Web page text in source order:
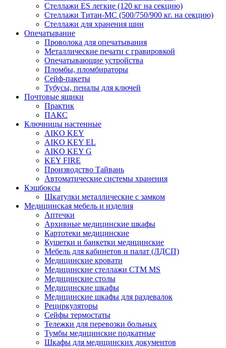
Стеллажи ES легкие (120 кг на секцию)
Стеллажи Титан-МС (500/750/900 кг. на секцию)
Стеллажи для хранения шин
Опечатывание
Проволока для опечатывания
Металлические печати с гравировкой
Опечатывающие устройства
Пломбы, пломбираторы
Сейф-пакеты
Тубусы, пеналы для ключей
Почтовые ящики
Практик
ПАКС
Ключницы настенные
AIKO KEY
AIKO KEY EL
AIKO KEY G
KEY FIRE
Производство Тайвань
Автоматические системы хранения
Кэшбоксы
Шкатулки металлические с замком
Медицинская мебель и изделия
Аптечки
Архивные медицинские шкафы
Картотеки медицинские
Кушетки и банкетки медицинские
Мебель для кабинетов и палат (ЛДСП)
Медицинские кровати
Медицинские стеллажи CTM MS
Медицинские столы
Медицинские шкафы
Медицинские шкафы для раздевалок
Рециркуляторы
Сейфы термостаты
Тележки для перевозки больных
Тумбы медицинские подкатные
Шкафы для медицинских документов